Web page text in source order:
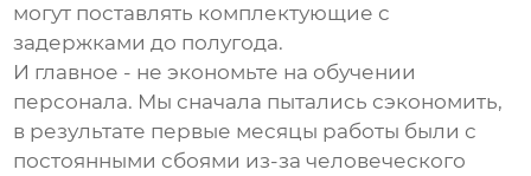
могут поставлять комплектующие с
задержками до полугода.
И главное - не экономьте на обучении
персонала. Мы сначала пытались сэкономить,
в результате первые месяцы работы были с
постоянными сбоями из-за человеческого